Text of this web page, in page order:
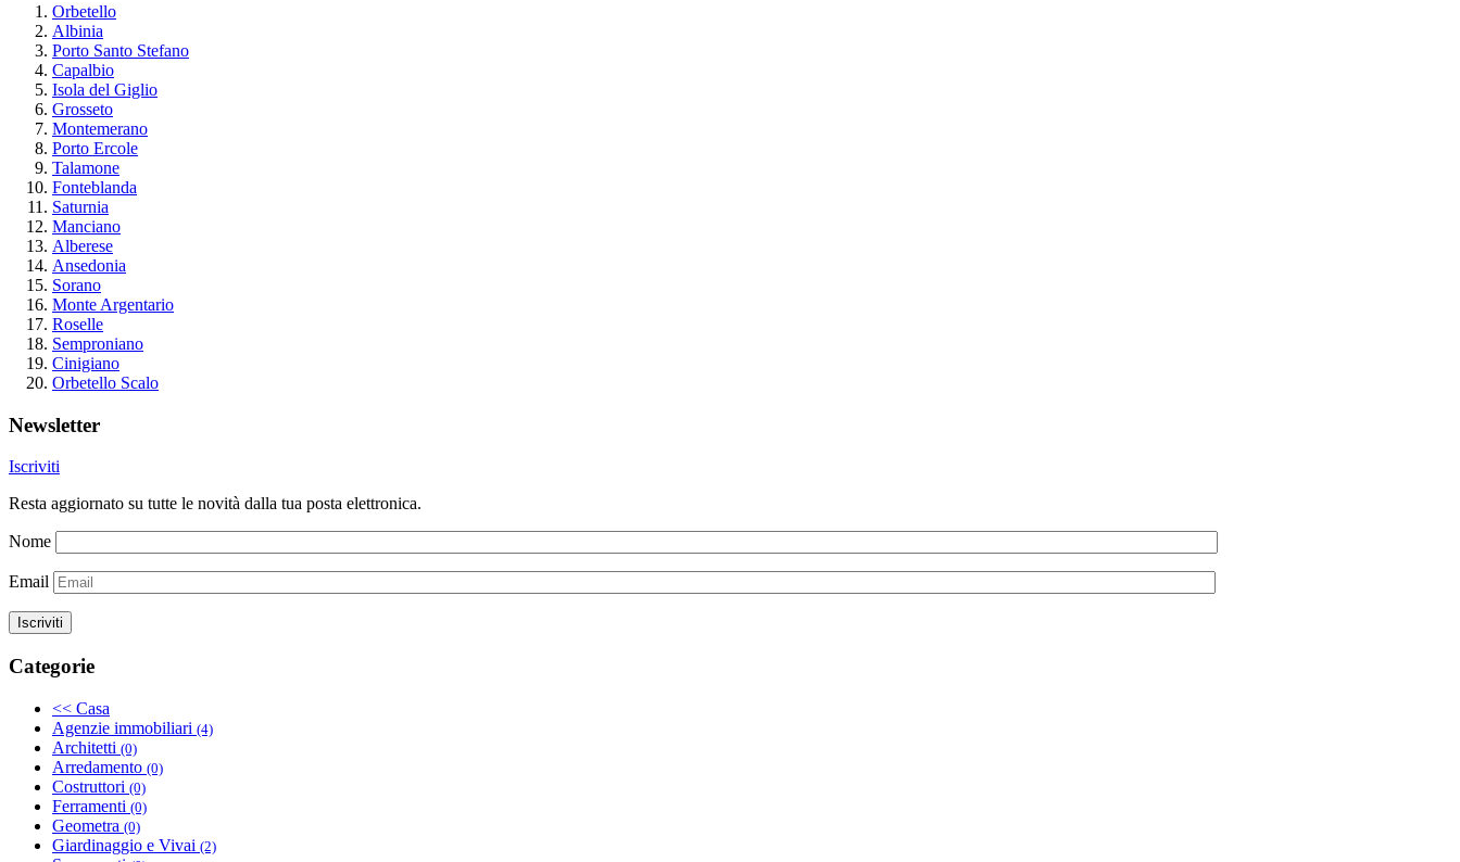
Orbetello
Albinia
Porto Santo Stefano
Capalbio
Isola del Giglio
Grosseto
Montemerano
Porto Ercole
Talamone
Fonteblanda
Saturnia
Manciano
Alberese
Ansedonia
Sorano
Monte Argentario
Roselle
Semproniano
Cinigiano
Orbetello Scalo
Newsletter
Iscriviti
Resta aggiornato su tutte le novità dalla tua posta elettronica.
Nome
Email
Categorie
<< Casa
Agenzie immobiliari (4)
Architetti (0)
Arredamento (0)
Costruttori (0)
Ferramenti (0)
Geometra (0)
Giardinaggio e Vivai (2)